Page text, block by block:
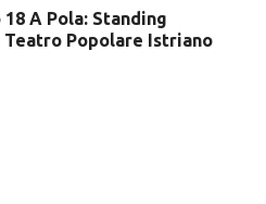
A Pola: Standing
Teatro Popolare Istriano